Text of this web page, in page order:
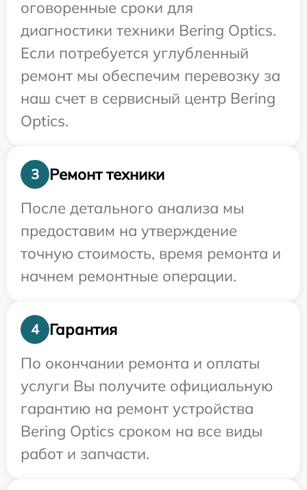
оговоренные сроки для
диагностики техники Bering Optics.
Если потребуется углубленный
ремонт мы обеспечим перевозку за
наш счет в сервисный центр Bering
Optics.
3
Ремонт техники
После детального анализа мы
предоставим на утверждение
точную стоимость, время ремонта и
начнем ремонтные операции.
4
Гарантия
По окончании ремонта и оплаты
услуги Вы получите официальную
гарантию на ремонт устройства
Bering Optics сроком на все виды
работ и запчасти.